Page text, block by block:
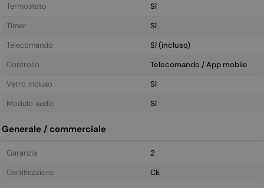
Termostato
Sì
Timer
Sì
Telecomando
Sì (incluso)
Controllo
Telecomando / App mobile
Vetro incluso
Sì
Modulo audio
Sì
Generale / commerciale
Garanzia
2
Certificazione
CE